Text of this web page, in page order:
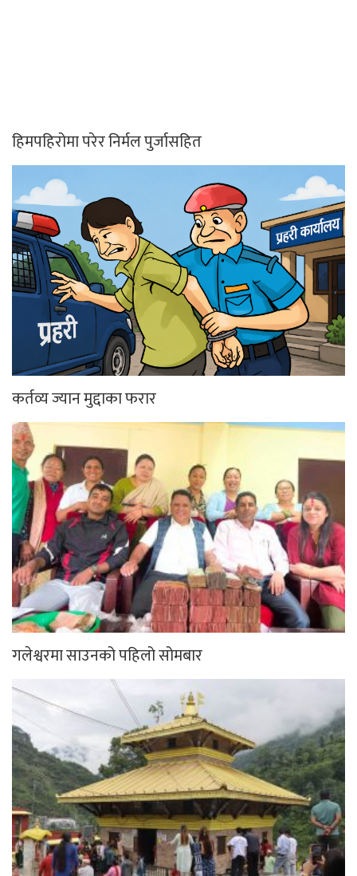
हिमपहिरोमा परेर निर्मल पुर्जासहित
कर्तव्य ज्यान मुद्दाका फरार
गलेश्वरमा साउनको पहिलो सोमबार